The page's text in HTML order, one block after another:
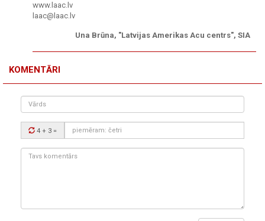
www.laac.lv
laac@laac.lv
Una Brūna, "Latvijas Amerikas Acu centrs", SIA
KOMENTĀRI
Vārds
Drošības
kods:
4 + 3 =
Tavs